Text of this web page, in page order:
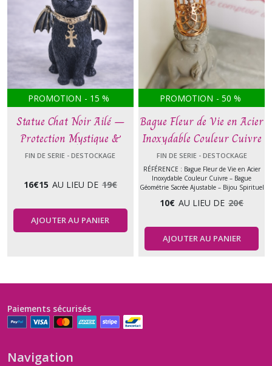
PROMOTION - 15 %
Statue Chat Noir Ailé –
Protection Mystique &
Énergie Ésotérique
FIN DE SERIE - DESTOCKAGE
16€15 AU LIEU DE 19€
AJOUTER AU PANIER
PROMOTION - 50 %
Bague Fleur de Vie en Acier
Inoxydable Couleur Cuivre
FIN DE SERIE - DESTOCKAGE
RÉFÉRENCE : Bague Fleur de Vie en Acier
Inoxydable Couleur Cuivre – Bague
Géométrie Sacrée Ajustable – Bijou Spirituel
10€ AU LIEU DE 20€
AJOUTER AU PANIER
Paiements sécurisés
Navigation